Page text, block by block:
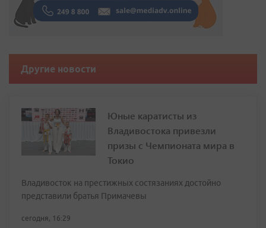
Другие новости
Юные каратисты из
Владивостока привезли
призы с Чемпионата мира в
Токио
Владивосток на престижных состязаниях достойно
представили братья Примачевы
сегодня, 16:29